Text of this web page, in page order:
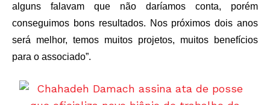
alguns falavam que não daríamos conta, porém
conseguimos bons resultados. Nos próximos dois anos
será melhor, temos muitos projetos, muitos benefícios
para o associado”.